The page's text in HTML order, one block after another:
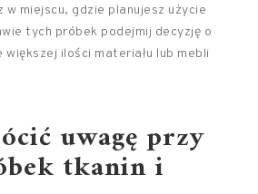
miejscu, gdzie planujesz użycie
tych próbek podejmij decyzję o
większej ilości materiału lub mebli
uwagę przy
tkanin i